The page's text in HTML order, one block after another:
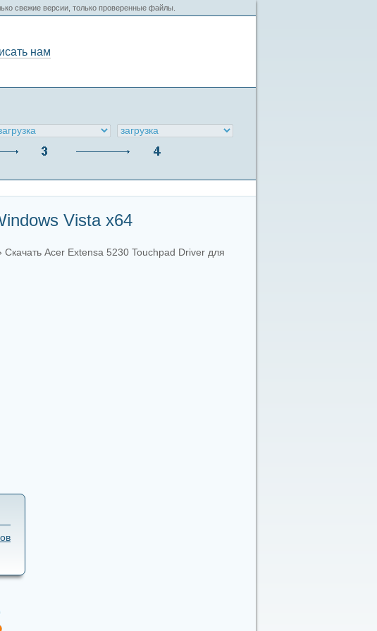
свежие версии, только проверенные файлы.
нам
Vista x64
Скачать Acer Extensa 5230 Touchpad Driver для